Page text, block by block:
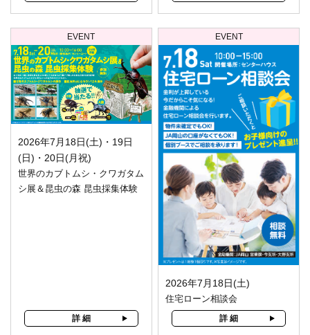
EVENT
2026年7月18日(土)・19日
(日)・20日(月祝)
世界のカブトムシ・クワガタム
シ展＆昆虫の森 昆虫採集体験
詳 細
EVENT
2026年7月18日(土)
住宅ローン相談会
詳 細